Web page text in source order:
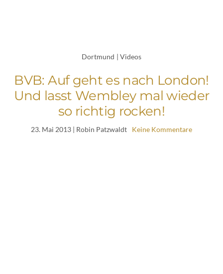
Dortmund | Videos
BVB: Auf geht es nach London!
Und lasst Wembley mal wieder
so richtig rocken!
23. Mai 2013 | Robin Patzwaldt Keine Kommentare